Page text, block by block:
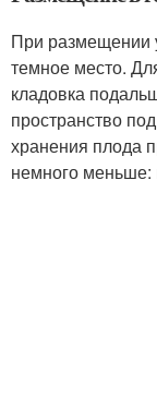
При размещении
темное место.
кладовка
пространство
хранения плода
немного меньше: